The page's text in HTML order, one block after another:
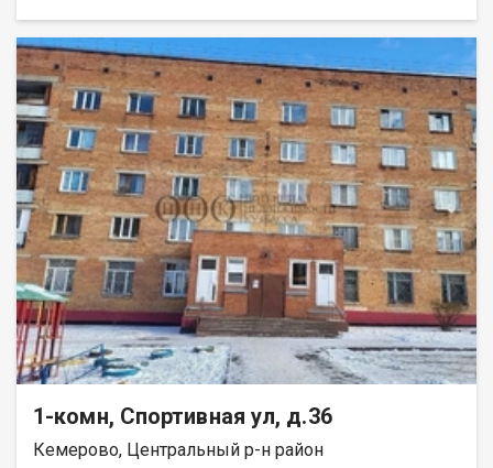
периметру просматривается видеокамерами. Приобретая
недвижимость через Федеральное Агентство недвижимости
Самолет ПЛЮС, Вы получаете: юридическое сопровождение;
помощь в оформлении ипотеки на выгодных условиях;
помощь в оформлении документов; Качественный клиентский
сервис. Рады будем ответить на все ваши вопросы с 9:00 до
21:00​. Звоните! Гарантия юридической чистоты сделки от
компании, которая работает на рынке недвижимости в
городе Кемерово с 2010 года! Данковцева Анастасия
1-комн, Спортивная ул, д.36
Кемерово, Центральный р-н район